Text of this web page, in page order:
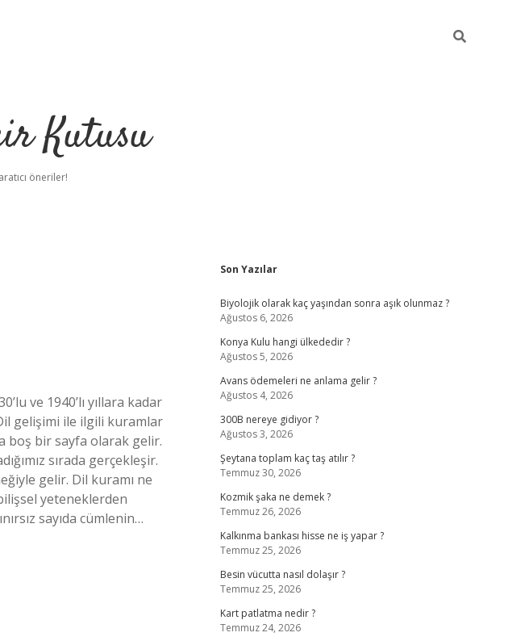
Kutusu
öneriler!
ve 1940’lı yıllara kadar
gelişimi ile ilgili kuramlar
boş bir sayfa olarak gelir.
sırada gerçekleşir.
gelir. Dil kuramı ne
yeteneklerden
sayıda cümlenin…
Sidebar
Son Yazılar
Biyolojik olarak kaç yaşından sonra aşık olunmaz ?
Ağustos 6, 2026
Konya Kulu hangi ülkededir ?
Ağustos 5, 2026
Avans ödemeleri ne anlama gelir ?
Ağustos 4, 2026
300B nereye gidiyor ?
Ağustos 3, 2026
Şeytana toplam kaç taş atılır ?
Temmuz 30, 2026
Kozmik şaka ne demek ?
Temmuz 26, 2026
Kalkınma bankası hisse ne iş yapar ?
Temmuz 25, 2026
Besin vücutta nasıl dolaşır ?
Temmuz 25, 2026
Kart patlatma nedir ?
Temmuz 24, 2026